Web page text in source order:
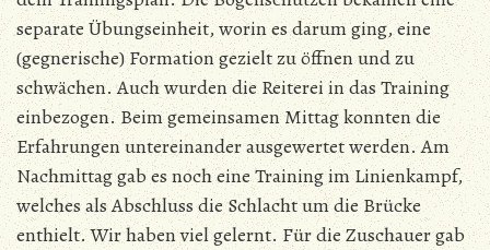
separate Übungseinheit, worin es darum ging, eine
(gegnerische) Formation gezielt zu öffnen und zu
schwächen. Auch wurden die Reiterei in das Training
einbezogen. Beim gemeinsamen Mittag konnten die
Erfahrungen untereinander ausgewertet werden. Am
Nachmittag gab es noch eine Training im Linienkampf,
welches als Abschluss die Schlacht um die Brücke
enthielt. Wir haben viel gelernt. Für die Zuschauer gab